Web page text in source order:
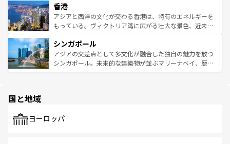
とつ。フォーやバインミー、ベトナムコーヒーなどは、ぜ
ひ現地で味わいたい。どの地域を訪れてもあたたかい人々
が旅行者を迎えてくれるので、きっと忘れられない旅にな
参照してほしい。
の活気が交差している。北部ではチェンマイなどの山岳地
帯で自然と触れ合い、南部ではプーケットやクラビの美し
いビーチでリゾート気分を楽しむことができる。タイ料理
激する。気候は一年中温暖で、どの季節にも異なる楽しみ
が待っている。親しみやすいタイの人々、仏教を中心とし
た文化、そして多様な観光資源が、訪れる旅人を魅了し続
香港
アジアと西洋の文化が交わる香港は、特有のエネルギーを
もっている。ヴィクトリア湾に広がる壮大な景色、近未来
み、どこを訪れても感動するはず。観光スポットが密集し
ており、効率よく見どころを回れるのも魅力。息をのむよ
うな絶景から文化的な体験まで、香港を存分に楽しみ尽く
シンガポール
アジアの交差点として多文化が融合した独自の魅力を放つ
シンガポール。未来的な建築物が並ぶマリーナベイ、歴史
で、ホーカーズは地元の風情を楽しめる外せないスポット
国と地域
ヨーロッパ